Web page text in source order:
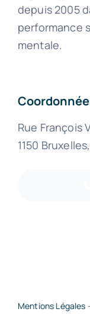
depuis 2005
performance
mentale.
Rue François
1150
Mentions Légales